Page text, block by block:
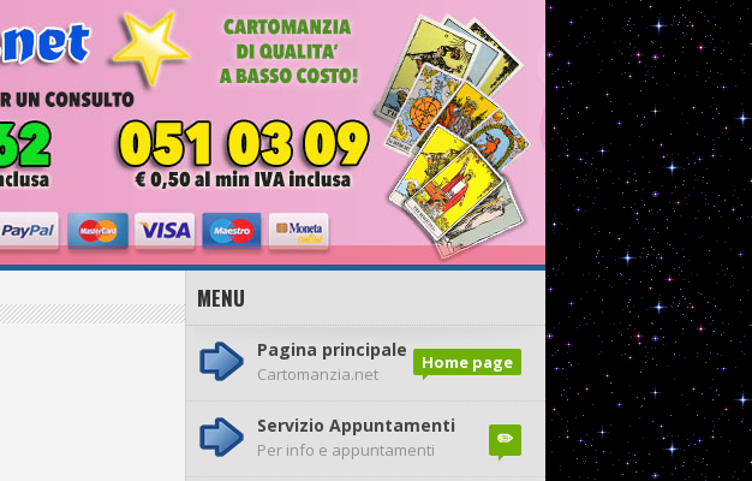
MENU
Home page
Pagina principale
Cartomanzia.net
✏️
Servizio Appuntamenti
Per info e appuntamenti